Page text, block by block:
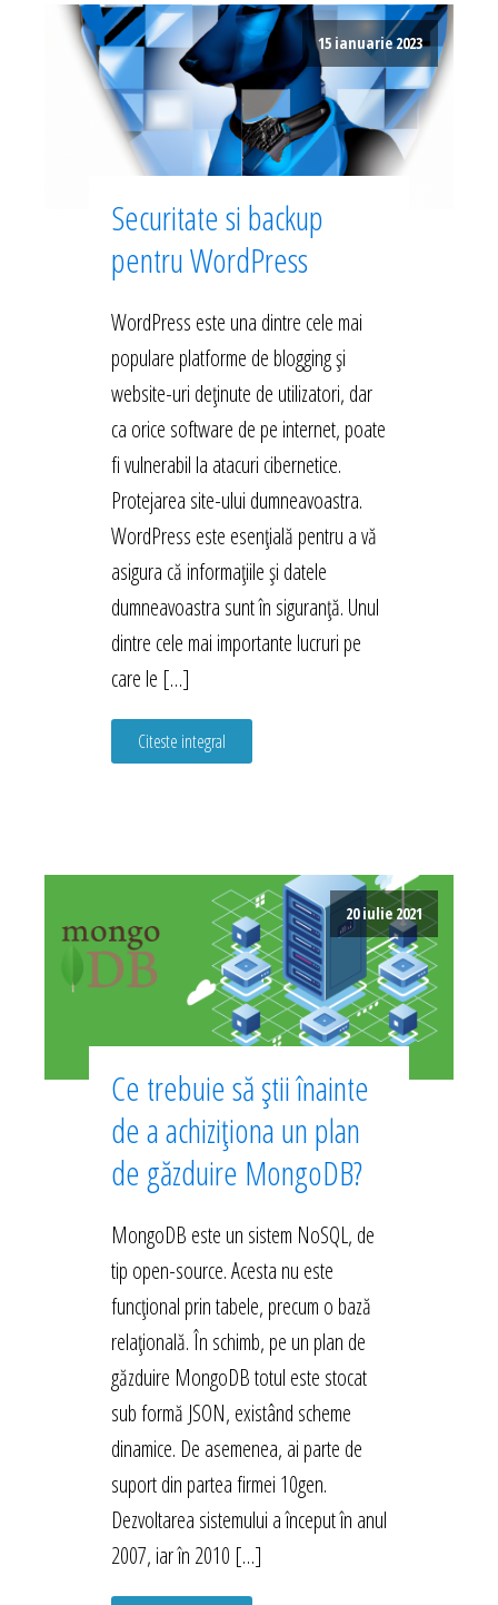
15 ianuarie 2023
Securitate si backup
pentru WordPress
WordPress este una dintre cele mai
populare platforme de blogging și
website-uri deținute de utilizatori, dar
ca orice software de pe internet, poate
fi vulnerabil la atacuri cibernetice.
Protejarea site-ului dumneavoastra.
WordPress este esențială pentru a vă
asigura că informațiile și datele
dumneavoastra sunt în siguranță. Unul
dintre cele mai importante lucruri pe
care le […]
Citeste integral
20 iulie 2021
Ce trebuie să știi înainte
de a achiziționa un plan
de găzduire MongoDB?
MongoDB este un sistem NoSQL, de
tip open-source. Acesta nu este
funcțional prin tabele, precum o bază
relațională. În schimb, pe un plan de
găzduire MongoDB totul este stocat
sub formă JSON, existând scheme
dinamice. De asemenea, ai parte de
suport din partea firmei 10gen.
Dezvoltarea sistemului a început în anul
2007, iar în 2010 […]